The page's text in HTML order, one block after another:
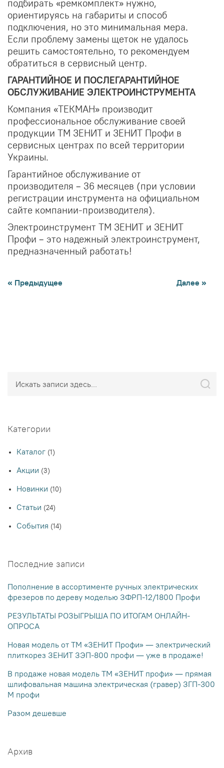
подбирать «ремкомплект» нужно,
ориентируясь на габариты и способ
подключения, но это минимальная мера.
Если проблему замены щеток не удалось
решить самостоятельно, то рекомендуем
обратиться в сервисный центр.
ГАРАНТИЙНОЕ И ПОСЛЕГАРАНТИЙНОЕ
ОБСЛУЖИВАНИЕ ЭЛЕКТРОИНСТРУМЕНТА
Компания «ТЕКМАН» производит
профессиональное обслуживание своей
продукции ТМ ЗЕНИТ и ЗЕНИТ Профи в
сервисных центрах по всей территории
Украины.
Гарантийное обслуживание от
производителя – 36 месяцев (при условии
регистрации инструмента на официальном
сайте компании-производителя).
Электроинструмент ТМ ЗЕНИТ и ЗЕНИТ
Профи – это надежный электроинструмент,
предназначенный работать!
« Предыдущее Далее »
Категории
Каталог (1)
Акции (3)
Новинки (10)
Статьи (24)
События (14)
Последние записи
Пополнение в ассортименте ручных электрических
фрезеров по дереву моделью ЗФРП-12/1800 Профи
РЕЗУЛЬТАТЫ РОЗЫГРЫША ПО ИТОГАМ ОНЛАЙН-
ОПРОСА
Новая модель от ТМ «ЗЕНИТ Профи» — электрический
плиткорез ЗЕНИТ ЗЭП-800 профи — уже в продаже!
В продаже новая модель ТМ «ЗЕНИТ профи» — прямая
шлифовальная машина электрическая (гравер) ЗГП-300
М профи
Разом дешевше
Архив